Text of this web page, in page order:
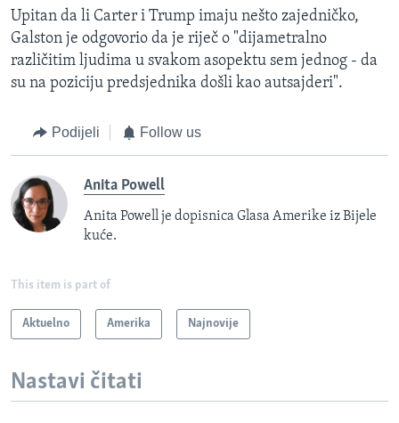
Upitan da li Carter i Trump imaju nešto zajedničko,
Galston je odgovorio da je riječ o "dijametralno
različitim ljudima u svakom asopektu sem jednog - da
su na poziciju predsjednika došli kao autsajderi".
Podijeli Follow us
Anita Powell
Anita Powell je dopisnica Glasa Amerike iz Bijele
kuće.
This item is part of
Aktuelno Amerika Najnovije
Nastavi čitati